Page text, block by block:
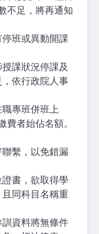
不足，將再通知
班或異動開課
課狀況停課及
依行政院人事
專班併班上
費者始佔名額。
繫，以免錯漏
書，欲取得學
同科目名稱重
資料將無條件